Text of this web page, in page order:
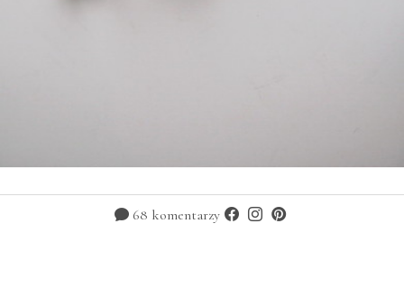
68 komentarzy